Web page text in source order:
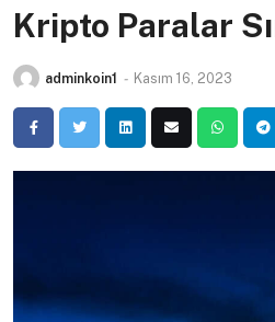
Kripto Paralar
adminkoin1 - Kasım 16, 2023